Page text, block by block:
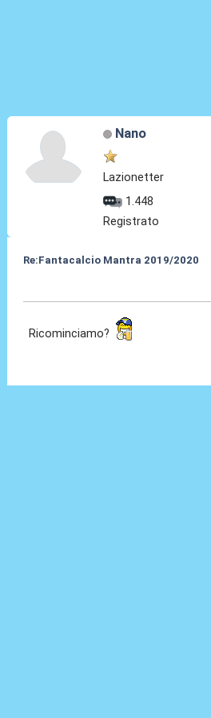
Nano
Lazionetter
1.448
Registrato
Re:Fantacalcio Mantra 2019/2020
Ricominciamo?